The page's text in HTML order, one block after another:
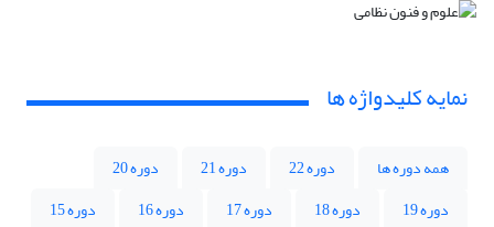
نمایه کلیدواژه ها
همه دوره ها دوره 22 دوره 21
دوره 20
دوره 19
دوره 18 دوره 17 دوره 16
دوره 15